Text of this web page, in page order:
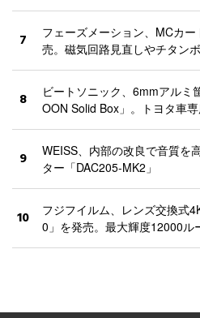
7
フェーズメーション、MCカ
売。磁気回路見直しやチタン
8
ビートソニック、6mmアルミ
OON Solid Box」。トヨタ車
9
WEISS、内部の改良で音質を
ター「DAC205-MK2」
10
フジフイルム、レンズ交換式
0」を発売。最大輝度12000ル